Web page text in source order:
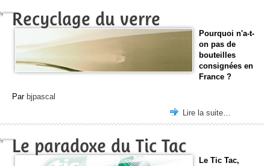
Recyclage du verre
Pourquoi n'a-t-
on pas de
bouteilles
consignées en
France ?
Par bjpascal
Lire la suite…
Le paradoxe du Tic Tac
Le Tic Tac,